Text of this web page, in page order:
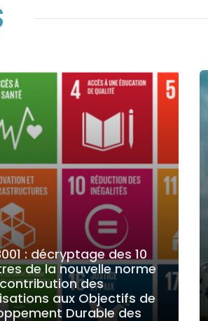
: décryptage des 10
de la nouvelle norme
des
aux Objectifs de
Durable des